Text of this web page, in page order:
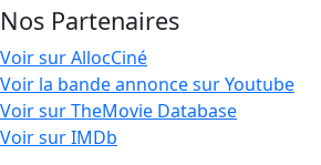
Nos Partenaires
Voir sur AllocCiné
Voir la bande annonce sur Youtube
Voir sur TheMovie Database
Voir sur IMDb